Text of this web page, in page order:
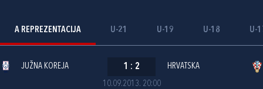
A REPREZENTACIJA U-21 U-19 U-18 U-
10.09.2013. 20:00
JUŽNA KOREJA 1 : 2 HRVATSKA